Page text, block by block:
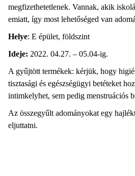
megfizethetetlenek. Vannak, akik
emiatt, így most lehetőséged van
Helye: E épület, földszint
Ideje: 2022. 04.27. – 05.04-ig.
A gyűjtött termékek: kérjük, hogy
tisztasági és egészségügyi betéteket
intimkelyhet, sem pedig menstruációs
Az összegyűlt adományokat egy
eljuttatni.